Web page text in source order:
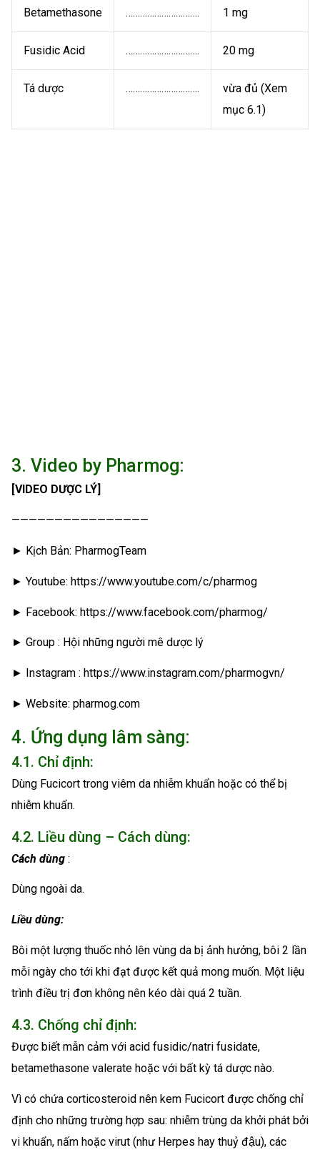
Betamethasone …………………………. 1 mg
Fusidic Acid …………………………. 20 mg
Tá dược ………………………….
vừa đủ (Xem
mục 6.1)
3. Video by Pharmog:
[VIDEO DƯỢC LÝ]
————————————————
► Kịch Bản: PharmogTeam
► Youtube: https://www.youtube.com/c/pharmog
► Facebook: https://www.facebook.com/pharmog/
► Group : Hội những người mê dược lý
► Instagram : https://www.instagram.com/pharmogvn/
► Website: pharmog.com
4. Ứng dụng lâm sàng:
4.1. Chỉ định:
Dùng Fucicort trong viêm da nhiễm khuẩn hoặc có thể bị
nhiễm khuẩn.
4.2. Liều dùng – Cách dùng:
Cách dùng :
Dùng ngoài da.
Liều dùng:
Bôi một lượng thuốc nhỏ lên vùng da bị ảnh hưởng, bôi 2 lần
mỗi ngày cho tới khi đạt được kết quả mong muốn. Một liệu
trình điều trị đơn không nên kéo dài quá 2 tuần.
4.3. Chống chỉ định:
Được biết mẫn cảm với acid fusidic/natri fusidate,
betamethasone valerate hoặc với bất kỳ tá dược nào.
Vì có chứa corticosteroid nên kem Fucicort được chống chỉ
định cho những trường hợp sau: nhiễm trùng da khởi phát bởi
vi khuẩn, nấm hoặc virut (như Herpes hay thuỷ đậu), các